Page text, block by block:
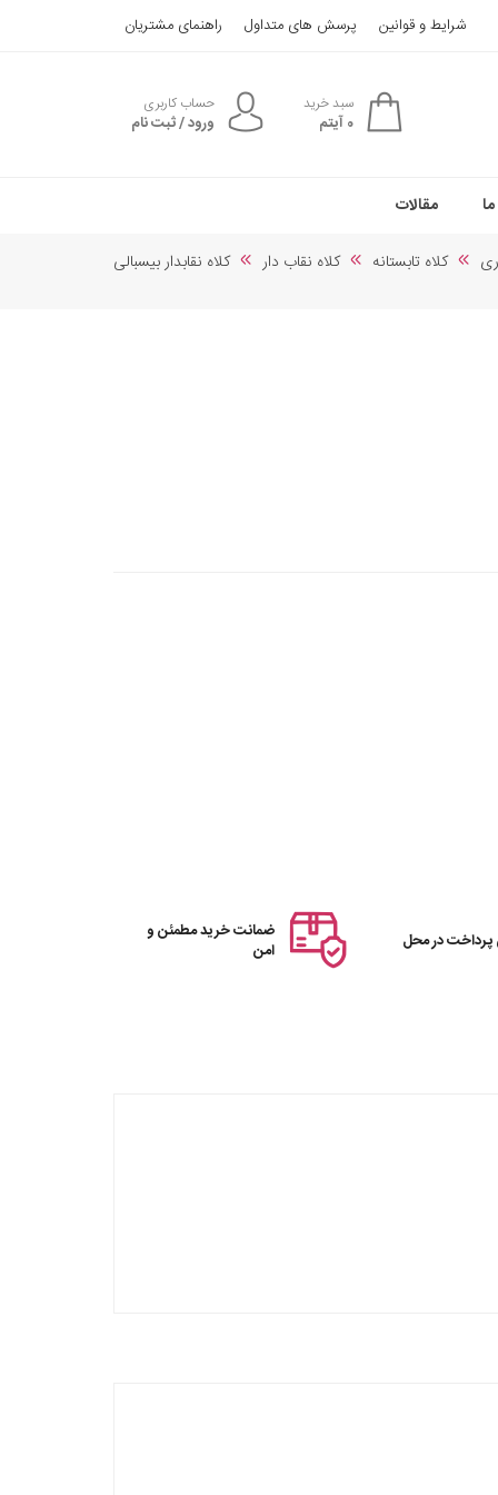
شرایط و قوانین پرسش های متداول راهنمای مشتریان
سبد خرید
0آیتم
حساب کاربری
ورود / ثبت نام
مقالات
کلاه تابستانه کلاه نقاب دار کلاه نقابدار بیسبالی
پرداخت در محل
ضمانت خرید مطمئن و
امن